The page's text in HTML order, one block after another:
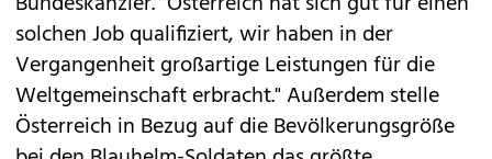
solchen Job qualifiziert, wir haben in der
Vergangenheit großartige Leistungen für die
Weltgemeinschaft erbracht." Außerdem stelle
Österreich in Bezug auf die Bevölkerungsgröße